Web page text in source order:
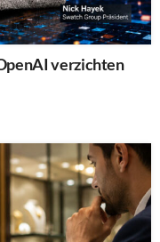
verzichten